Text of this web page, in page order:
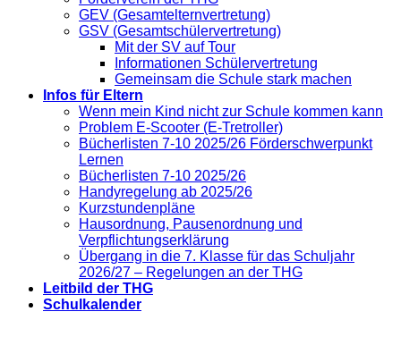
GEV (Gesamtelternvertretung)
GSV (Gesamtschülervertretung)
Mit der SV auf Tour
Informationen Schülervertretung
Gemeinsam die Schule stark machen
Infos für Eltern
Wenn mein Kind nicht zur Schule kommen kann
Problem E-Scooter (E-Tretroller)
Bücherlisten 7-10 2025/26 Förderschwerpunkt
Lernen
Bücherlisten 7-10 2025/26
Handyregelung ab 2025/26
Kurzstundenpläne
Hausordnung, Pausenordnung und
Verpflichtungserklärung
Übergang in die 7. Klasse für das Schuljahr
2026/27 – Regelungen an der THG
Leitbild der THG
Schulkalender